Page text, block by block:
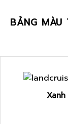
BẢNG MÀU